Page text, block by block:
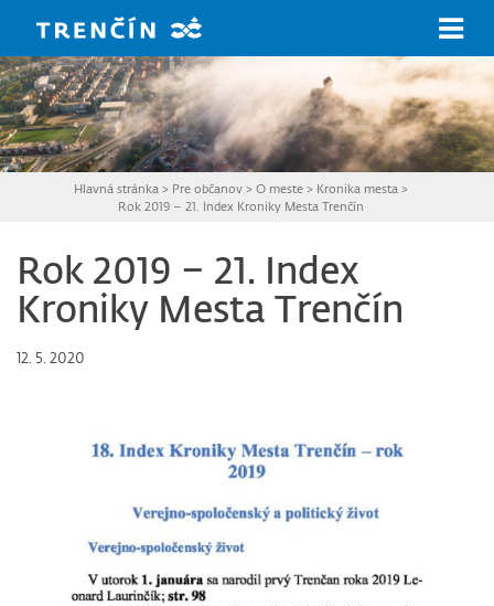
Hlavná stránka > Pre občanov> O meste> Kronika mesta >
Rok 2019 – 21. Index Kroniky Mesta Trenčín
Rok 2019 – 21. Index
Kroniky Mesta Trenčín
12. 5. 2020